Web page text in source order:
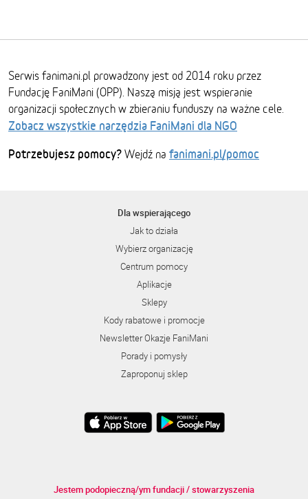
Serwis fanimani.pl prowadzony jest od 2014 roku przez
Fundację FaniMani (OPP). Naszą misją jest wspieranie
organizacji społecznych w zbieraniu funduszy na ważne cele.
Zobacz wszystkie narzędzia FaniMani dla NGO
Potrzebujesz pomocy? Wejdź na fanimani.pl/pomoc
Dla wspierającego
Jak to działa
Wybierz organizację
Centrum pomocy
Aplikacje
Sklepy
Kody rabatowe i promocje
Newsletter Okazje FaniMani
Porady i pomysły
Zaproponuj sklep
Jestem podopieczną/ym fundacji / stowarzyszenia